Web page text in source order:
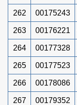
262 00175243
263 00176221
264 00177328
265 00177523
266 00178086
267 00179352